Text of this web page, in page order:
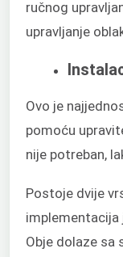
ručnog
upravljanje
Ovo je
pomoću
nije potreban,
Postoje dvije
implementacija
Obje dolaze